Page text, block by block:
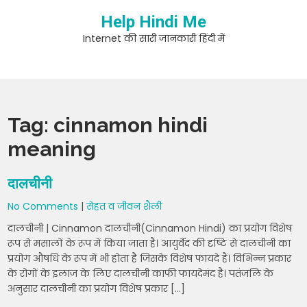
Help Hindi Me
Internet की सारी जानकारी हिंदी में
Tag: cinnamon hindi
meaning
दालचीनी
No Comments |सेहत व जीवन शैली
दालचीनी | Cinnamon दालचीनी(Cinnamon Hindi) का प्रयोग विशेष
रूप से मसालों के रूप में किया जाता है। आयुर्वेद की दृष्टि से दालचीनी का
प्रयोग औषधि के रूप में भी होता है जिसके विशेष फायदे हैं। विभिन्न प्रकार
के रोगों के इलाज के लिए दालचीनी काफी फायदेमंद है। पतंजलि के
अनुसार दालचीनी का प्रयोग विशेष प्रकार […]